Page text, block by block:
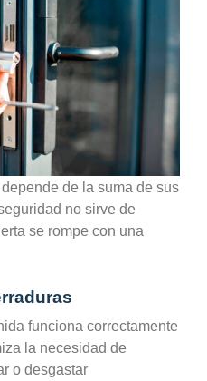
de la suma de sus
no sirve de
se rompe con una
funciona correctamente
la necesidad de
o desgastar